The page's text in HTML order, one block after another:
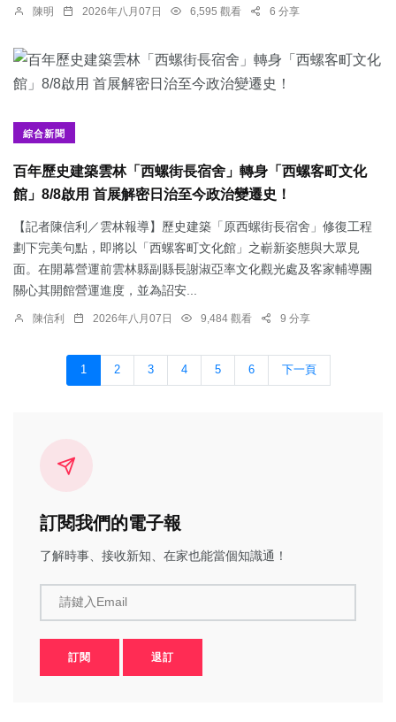
陳明 2026年八月07日 6,595 觀看 6 分享
綜合新聞
百年歷史建築雲林「西螺街長宿舍」轉身「西螺客町文化
館」8/8啟用 首展解密日治至今政治變遷史！
【記者陳信利／雲林報導】歷史建築「原西螺街長宿舍」修復工程
劃下完美句點，即將以「西螺客町文化館」之嶄新姿態與大眾見
面。在開幕營運前雲林縣副縣長謝淑亞率文化觀光處及客家輔導團
關心其開館營運進度，並為詔安...
陳信利 2026年八月07日 9,484 觀看 9 分享
1 2 3 4 5 6 下一頁
訂閱我們的電子報
了解時事、接收新知、在家也能當個知識通！
請鍵入Email
訂閱 退訂